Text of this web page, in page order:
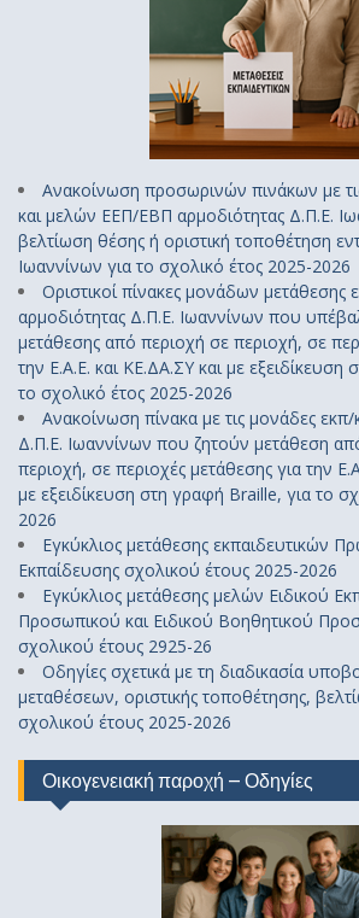
Ανακοίνωση προσωρινών πινάκων με
και μελών ΕΕΠ/ΕΒΠ αρμοδιότητας Δ.Π.Ε.
βελτίωση θέσης ή οριστική τοποθέτηση
Ιωαννίνων για το σχολικό έτος 2025-2026
Οριστικοί πίνακες μονάδων μετάθεσης
αρμοδιότητας Δ.Π.Ε. Ιωαννίνων που
μετάθεσης από περιοχή σε περιοχή, σε
την Ε.Α.Ε. και ΚΕ.ΔΑ.ΣΥ και με εξειδίκευση
το σχολικό έτος 2025-2026
Ανακοίνωση πίνακα με τις μονάδες
Δ.Π.Ε. Ιωαννίνων που ζητούν μετάθεση
περιοχή, σε περιοχές μετάθεσης για την
με εξειδίκευση στη γραφή Braille, για το
2026
Εγκύκλιος μετάθεσης εκπαιδευτικών
Εκπαίδευσης σχολικού έτους 2025-2026
Εγκύκλιος μετάθεσης μελών Ειδικού
Προσωπικού και Ειδικού Βοηθητικού
σχολικού έτους 2925-26
Οδηγίες σχετικά με τη διαδικασία
μεταθέσεων, οριστικής τοποθέτησης,
σχολικού έτους 2025-2026
Οικογενειακή παροχή – Οδηγίες